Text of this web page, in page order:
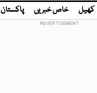
کھیل خاص خبریں پاکستان